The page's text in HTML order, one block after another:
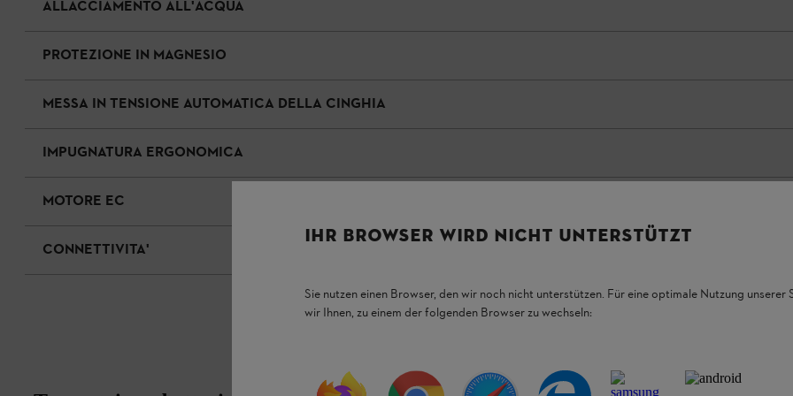
ALLACCIAMENTO ALL'ACQUA
PROTEZIONE IN MAGNESIO
MESSA IN TENSIONE AUTOMATICA DELLA CINGHIA
IMPUGNATURA ERGONOMICA
MOTORE EC
CONNETTIVITA'
IHR BROWSER WIRD NICHT UNTERSTÜTZT
Sie nutzen einen Browser, den wir noch nicht unterstützen. Für eine optimale Nutzung unserer
wir Ihnen, zu einem der folgenden Browser zu wechseln: